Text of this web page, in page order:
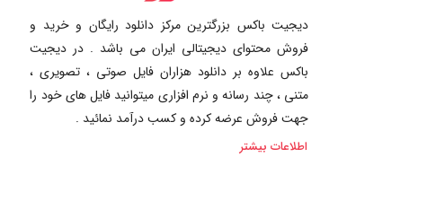
دیجیت باکس بزرگترین مرکز دانلود رایگان و خرید و
فروش محتوای دیجیتالی ایران می باشد . در دیجیت
باکس علاوه بر دانلود هزاران فایل صوتی ، تصویری ،
متنی ، چند رسانه و نرم افزاری میتوانید فایل های خود را
جهت فروش عرضه کرده و کسب درآمد نمائید .
اطلاعات بیشتر